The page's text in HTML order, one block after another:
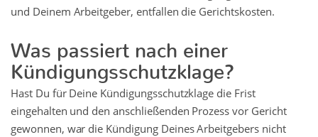
und Deinem Arbeitgeber, entfallen die Gerichtskosten.
Was passiert nach einer
Kündigungsschutzklage?
Hast Du für Deine Kündigungsschutzklage die Frist
eingehalten und den anschließenden Prozess vor Gericht
gewonnen, war die Kündigung Deines Arbeitgebers nicht